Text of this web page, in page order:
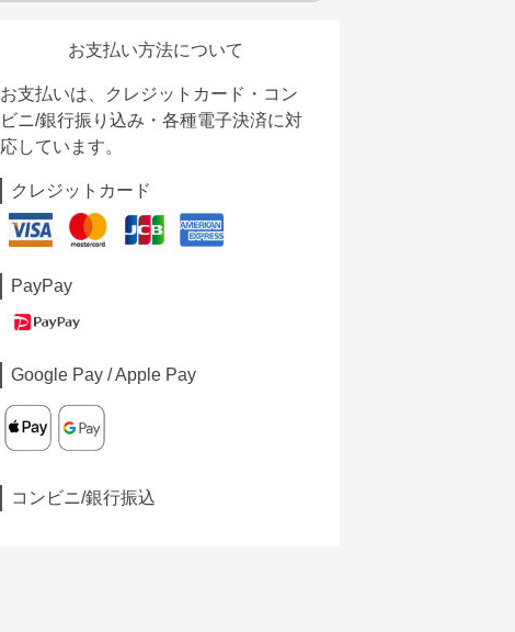
お支払い方法について
お支払いは、クレジットカード・コン
ビニ/銀行振り込み・各種電子決済に対
応しています。
クレジットカード
PayPay
Google Pay / Apple Pay
コンビニ/銀行振込